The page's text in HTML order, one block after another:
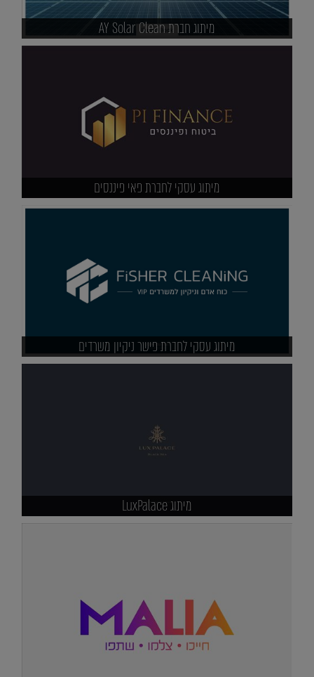
מיתוג חברת AY Solar Clean
מיתוג עסקי לחברת פאי פיננסים
מיתוג עסקי לחברת פישר ניקיון משרדים
מיתוג LuxPalace